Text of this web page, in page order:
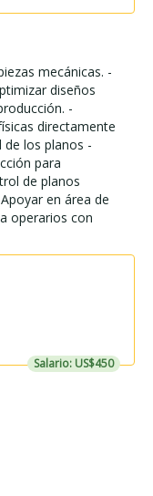
mecánicas. -
diseños
-
directamente
de los planos -
para
de planos
en área de
operarios con
Salario: US$450